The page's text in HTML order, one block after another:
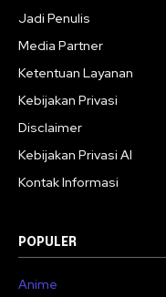
Jadi Penulis
Media Partner
Ketentuan Layanan
Kebijakan Privasi
Disclaimer
Kebijakan Privasi AI
Kontak Informasi
POPULER
Anime